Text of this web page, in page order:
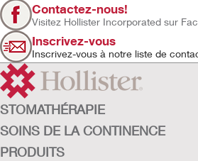
Contactez-nous!
Visitez Hollister Incorporated sur
Inscrivez-vous
Inscrivez-vous à notre liste de
STOMATHÉRAPIE
SOINS DE LA CONTINENCE
PRODUITS